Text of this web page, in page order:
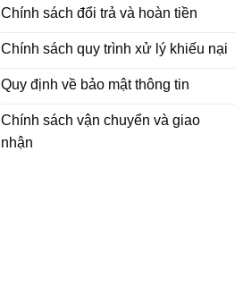
Chính sách đổi trả và hoàn tiền
Chính sách quy trình xử lý khiếu nại
Quy định về bảo mật thông tin
Chính sách vận chuyển và giao
nhận